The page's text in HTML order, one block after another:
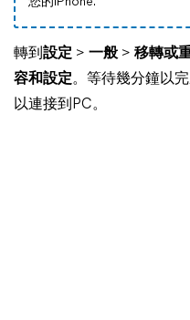
轉到 設定 > 一般 > 移轉或
容和設定。等待幾分鐘以
以連接到PC。